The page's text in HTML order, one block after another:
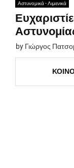
Αστυνομικά - Λιμενικά
by Γιώργος